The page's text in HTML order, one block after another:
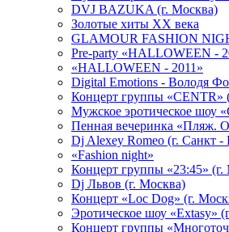
DVJ BAZUKA (г. Москва)
Золотые хиты XX века
GLAMOUR FASHION
Pre-party «HALLOWEEN -
«HALLOWEEN - 2011»
Digital Emotions - Володя
Концерт группы «CENTR»
Мужское эротическое шоу
Пенная вечеринка «Пляж.
Dj Alexey Romeo (г. Санкт -
«Fashion night»
Концерт группы «23:45» (г.
Dj Львов (г. Москва)
Концерт «Loc Dog» (г.
Эротическое шоу «Extasy»
Концерт группы